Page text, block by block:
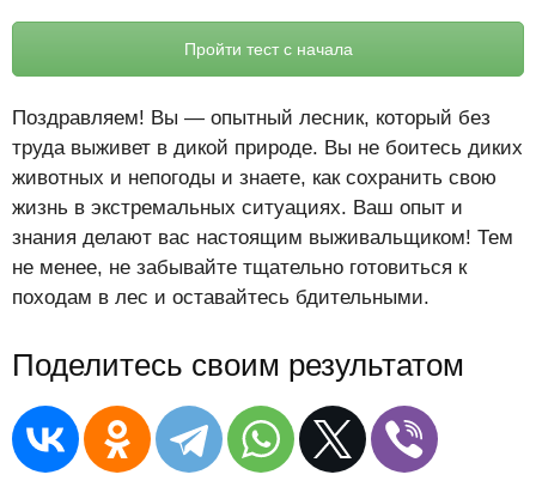
Пройти тест с начала
Поздравляем! Вы — опытный лесник, который без
труда выживет в дикой природе. Вы не боитесь диких
животных и непогоды и знаете, как сохранить свою
жизнь в экстремальных ситуациях. Ваш опыт и
знания делают вас настоящим выживальщиком! Тем
не менее, не забывайте тщательно готовиться к
походам в лес и оставайтесь бдительными.
Поделитесь своим результатом